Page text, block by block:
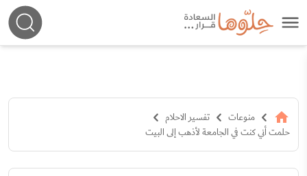
منوعات
تفسير الاحلام
حلمت أني كنت في الجامعة لأذهب إلى البيت